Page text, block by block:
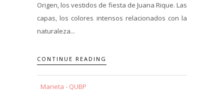
Origen, los vestidos de fiesta de Juana Rique. Las
capas, los colores intensos relacionados con la
naturaleza...
CONTINUE READING
Marieta - QUBP